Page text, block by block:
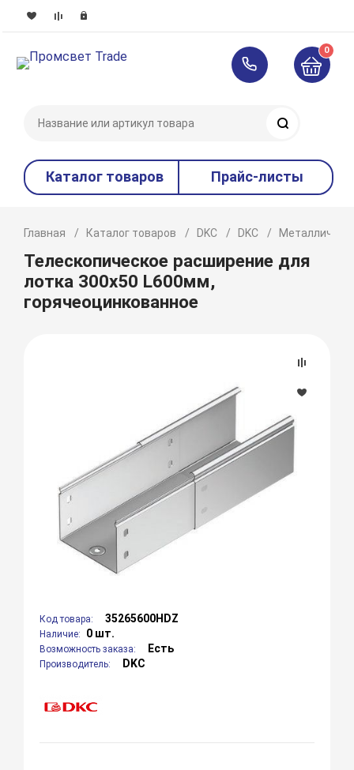
0
Каталог товаров Прайс-листы
Главная Каталог товаров DKC DKC
Телескопическое расширение для
лотка 300х50 L600мм,
горячеоцинкованное
Код товара: 35265600HDZ
Наличие: 0 шт.
Возможность заказа: Есть
Производитель: DKC